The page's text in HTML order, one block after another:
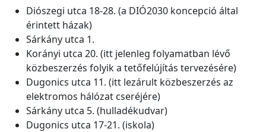
Diószegi utca 18-28. (a DIÓ2030 koncepció által
érintett házak)
Sárkány utca 1.
Korányi utca 20. (itt jelenleg folyamatban lévő
közbeszerzés folyik a tetőfelújítás tervezésére)
Dugonics utca 11. (itt lezárult közbeszerzés az
elektromos hálózat cseréjére)
Sárkány utca 5. (hulladékudvar)
Dugonics utca 17-21. (iskola)